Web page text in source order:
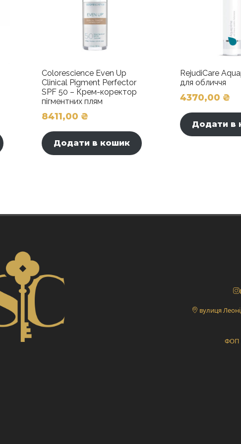
Colorescience Even Up
Clinical Pigment Perfector
SPF 50 – Крем-коректор
пігментних плям
8411,00 ₴
Додати в кошик
RejudiCare
для обличчя
4370,00 ₴
Додати в
вулиця
ФОП